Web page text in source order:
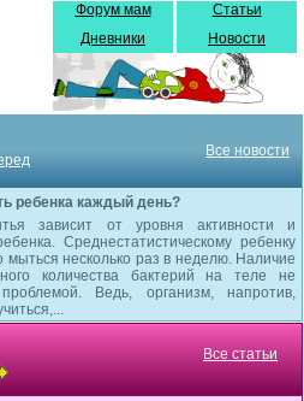
Форум мам
Дневники
Статьи
Новости
Все новости
ребенка каждый день?
зависит от уровня активности и
Среднестатистическому ребенку
мыться несколько раз в неделю. Наличие
количества бактерий на теле не
Ведь, организм, напротив,
Все статьи